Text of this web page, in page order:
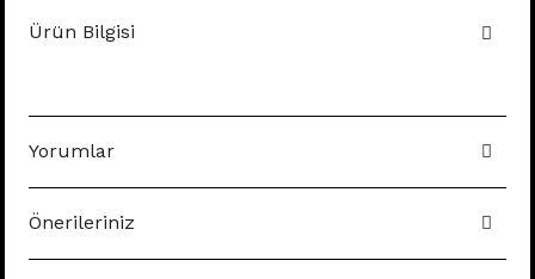
Ürün Bilgisi
Yorumlar
Önerileriniz